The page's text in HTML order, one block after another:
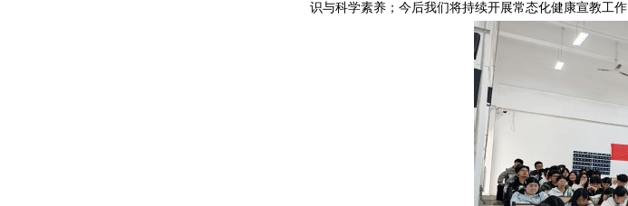
识与科学素养；今后我们将持续开展常态化健康宣教工